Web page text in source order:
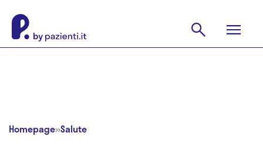
Homepage»Salute